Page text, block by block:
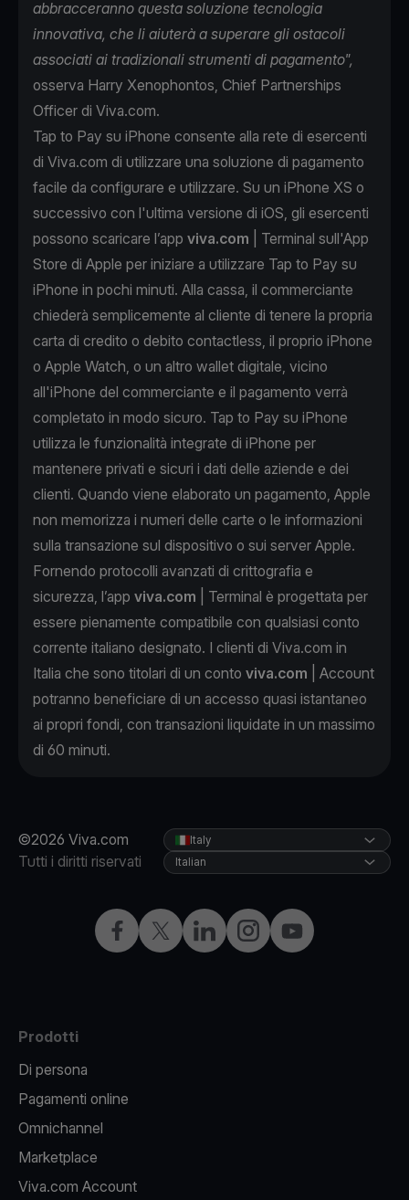
abbracceranno questa soluzione tecnologia
innovativa, che li aiuterà a superare gli ostacoli
associati ai tradizionali strumenti di pagamento",
osserva Harry Xenophontos, Chief Partnerships
Officer di Viva.com.
Tap to Pay su iPhone consente alla rete di esercenti
di Viva.com di utilizzare una soluzione di pagamento
facile da configurare e utilizzare. Su un iPhone XS o
successivo con l'ultima versione di iOS, gli esercenti
possono scaricare l’app viva.com
| Terminal sull'App
Store di Apple per iniziare a utilizzare Tap to Pay su
iPhone in pochi minuti. Alla cassa, il commerciante
chiederà semplicemente al cliente di tenere la propria
carta di credito o debito contactless, il proprio iPhone
o Apple Watch, o un altro wallet digitale, vicino
all'iPhone del commerciante e il pagamento verrà
completato in modo sicuro. Tap to Pay su iPhone
utilizza le funzionalità integrate di iPhone per
mantenere privati e sicuri i dati delle aziende e dei
clienti. Quando viene elaborato un pagamento, Apple
non memorizza i numeri delle carte o le informazioni
sulla transazione sul dispositivo o sui server Apple.
Fornendo protocolli avanzati di crittografia e
sicurezza, l’app viva.com
| Terminal è progettata per
essere pienamente compatibile con qualsiasi conto
corrente italiano designato. I clienti di Viva.com in
Italia che sono titolari di un conto viva.com
| Account
potranno beneficiare di un accesso quasi istantaneo
ai propri fondi, con transazioni liquidate in un massimo
di 60 minuti.
©2026 Viva.com
Tutti i diritti riservati
Facebook
X LinkedInInstagramYouTube
Italy
Italian
Prodotti
Di persona
Pagamenti online
Omnichannel
Marketplace
Viva.com Account